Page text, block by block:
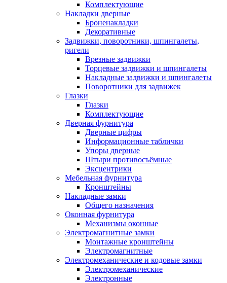
Комплектующие
Накладки дверные
Броненакладки
Декоративные
Задвижки, поворотники, шпингалеты,
ригели
Врезные задвижки
Торцевые задвижки и шпингалеты
Накладные задвижки и шпингалеты
Поворотники для задвижек
Глазки
Глазки
Комплектующие
Дверная фурнитура
Дверные цифры
Информационные таблички
Упоры дверные
Штыри противосъёмные
Эксцентрики
Мебельная фурнитура
Кронштейны
Накладные замки
Общего назначения
Оконная фурнитура
Механизмы оконные
Электромагнитные замки
Монтажные кронштейны
Электромагнитные
Электромеханические и кодовые замки
Электромеханические
Электронные